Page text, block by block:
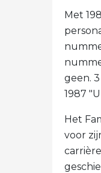
Met
geen.
1987
Het
voor